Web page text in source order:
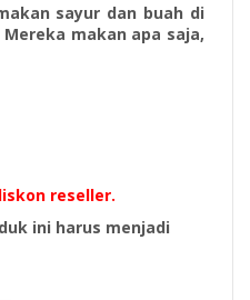
sayur dan buah di
makan apa saja,
reseller.
ini harus menjadi